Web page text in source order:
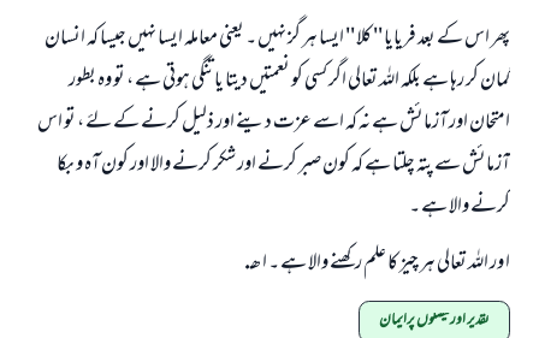
پھر اس کے بعد فریایا '' کلا '' ایسا ہر گز نہیں ۔ یعنی معاملہ ایسا نہیں جیسا کہ انسان
گمان کر رہا ہے بلکہ اللہ تعالی اگر کسی کو نعمتیں دیتا یا تنگی ہوتی ہے ، تو وہ بطور
امتحان اور آزمائش ہے نہ کہ اسے عزت دینے اور ذلیل کرنے کے لۓ ، تو اس
آزمائش سے پتہ چلتا ہے کہ کون صبر کرنے اور شکر کرنے والا اور کون آہ و بکا
کرنے والا ہے ۔
ا ور اللہ تعالی ہر چیز کا علم رکھنے والا ہے ۔ ا ھـ .
تقدیر اورفیصلوں پرایمان